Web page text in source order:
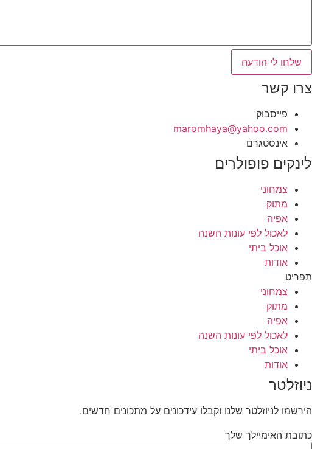
שלחו לי הודעה
צרו קשר
פייסבוק
‫maromhaya@yahoo.com
אינסטגרם
לינקים פופולרים
צמחוני
מתוק
אפיה
לאכול לפי עונות השנה
אוכל ביתי
אודות
תפריט
צמחוני
מתוק
אפיה
לאכול לפי עונות השנה
אוכל ביתי
אודות
ניוזלטר
הירשמו לניוזלטר שלנו וקבלו עידכונים על מתכונים חדשים.
כתובת האימיילך שלך